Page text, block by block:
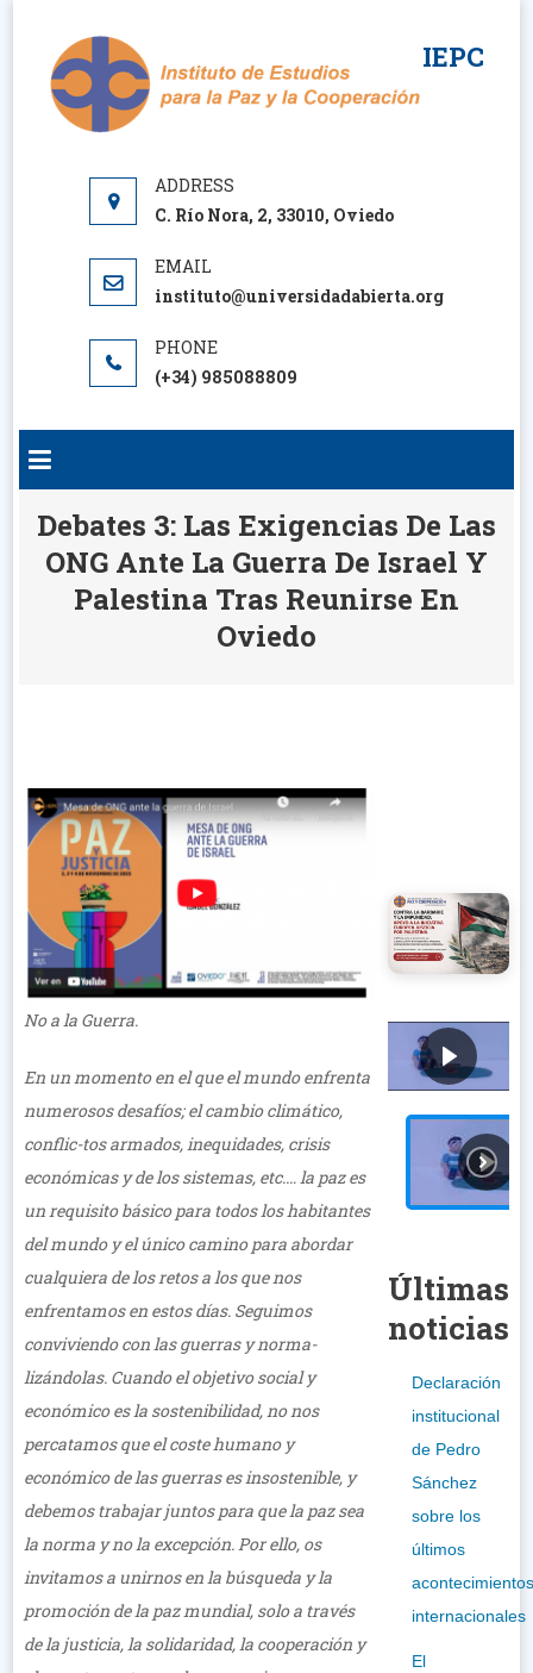
contenido
IEPC
C. Río Nora, 2, 33010, Oviedo
instituto@universidadabierta.org
(+34) 985088809
Debates 3: Las Exigencias De Las
ONG Ante La Guerra De Israel Y
Palestina Tras Reunirse En
Oviedo
No a la Guerra.
En un momento en el que el mundo enfrenta
numerosos desafíos; el cambio climático,
conflic-tos armados, inequidades, crisis
económicas y de los sistemas, etc.… la paz es
un requisito básico para todos los habitantes
del mundo y el único camino para abordar
cualquiera de los retos a los que nos
enfrentamos en estos días. Seguimos
conviviendo con las guerras y norma-
lizándolas. Cuando el objetivo social y
económico es la sostenibilidad, no nos
percatamos que el coste humano y
económico de las guerras es insostenible, y
debemos trabajar juntos para que la paz sea
la norma y no la excepción. Por ello, os
invitamos a unirnos en la búsqueda y la
promoción de la paz mundial, solo a través
de la justicia, la solidaridad, la cooperación y
Últimas
noticias
Declaración
institucional
de Pedro
Sánchez
sobre los
últimos
internacionales
El